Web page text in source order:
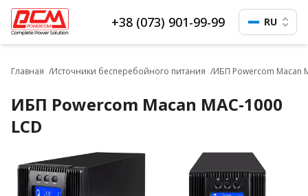
+38 (073) 901-99-99 RU
Главная Источники бесперебойного питания ИБП Powercom Macan
ИБП Powercom Macan MAC-1000
LCD